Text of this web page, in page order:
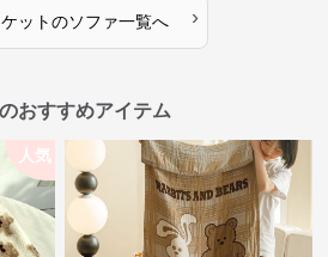
ットのソファ一覧へ ›
おすすめアイテム
人気